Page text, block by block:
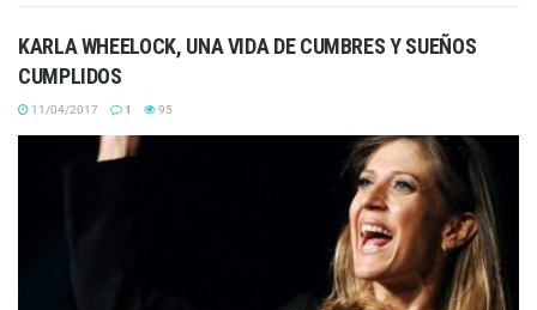
KARLA WHEELOCK, UNA VIDA DE CUMBRES Y SUEÑOS
CUMPLIDOS
11/04/2017 1 95